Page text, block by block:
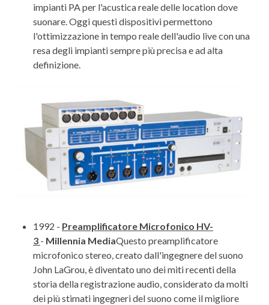
impianti PA per l'acustica reale delle location dove
suonare. Oggi questi dispositivi permettono
l'ottimizzazione in tempo reale dell'audio live con una
resa degli impianti sempre più precisa e ad alta
definizione.
1992 - Preamplificatore Microfonico HV-
3 - Millennia MediaQuesto preamplificatore
microfonico stereo, creato dall'ingegnere del suono
John LaGrou, è diventato uno dei miti recenti della
storia della registrazione audio, considerato da molti
dei più stimati ingegneri del suono come il migliore